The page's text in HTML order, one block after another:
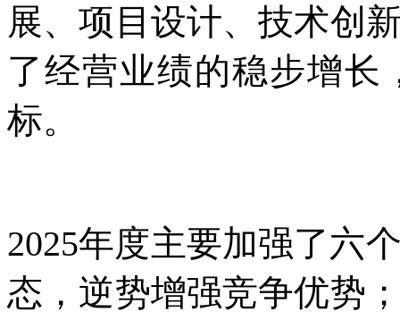
展、项目设计、技术创
了经营业绩的稳步增长
标。
2025年度主要加强了六
态，逆势增强竞争优势